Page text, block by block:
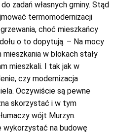
zadań własnych gminy. Stąd
termomodernizacji
choć mieszkańcy
o to dopytują. – Na mocy
w blokach stały
mieszkali. I tak jak w
czy modernizacja
Oczywiście są pewne
skorzystać i w tym
wójt Murzyn.
wykorzystać na budowę